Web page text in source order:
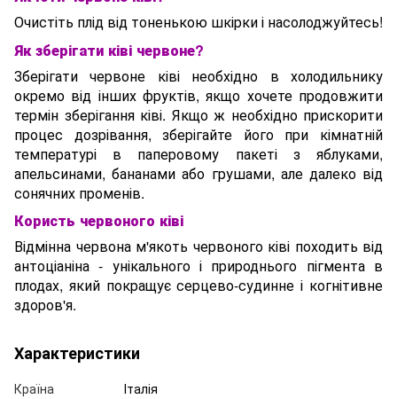
Очистіть плід від тоненькою шкірки і насолоджуйтесь!
Як зберігати ківі червоне?
Зберігати червоне ківі необхідно в холодильнику
окремо від інших фруктів, якщо хочете продовжити
термін зберігання ківі. Якщо ж необхідно прискорити
процес дозрівання, зберігайте його при кімнатній
температурі в паперовому пакеті з яблуками,
апельсинами, бананами або грушами, але далеко від
сонячних променів.
Користь червоного ківі
Відмінна червона м'якоть червоного ківі походить від
антоціаніна - унікального і природнього пігмента в
плодах, який покращує серцево-судинне і когнітивне
здоров'я.
Характеристики
Країна
Італія